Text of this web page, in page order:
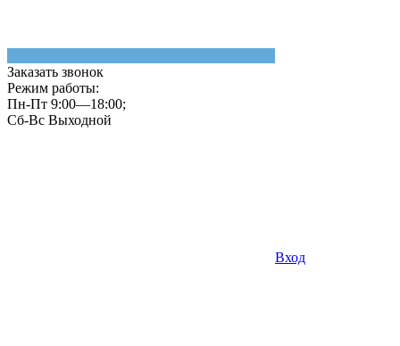
Заказать звонок
Режим работы:
Пн-Пт 9:00—18:00;
Сб-Вс Выходной
Вход